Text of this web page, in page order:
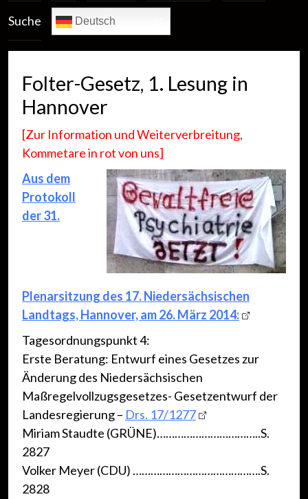
Suche Deutsch
Folter-Gesetz, 1. Lesung in
Hannover
[Zur Information und Weiterverbreitung,
Kommetare in rot von uns]
Aus dem
Protokoll
der 31.
Plenarsitzung des 17. Niedersächsischen
Landtags, Hannover, am 26. März 2014:
Tagesordnungspunkt 4:
Erste Beratung: Entwurf eines Gesetzes zur
Änderung des Niedersächsischen
Maßregelvollzugsgesetzes- Gesetzentwurf der
Landesregierung – Drs. 17/1277
Miriam Staudte (GRÜNE)……………………………..S.
2827
Volker Meyer (CDU) …………………………………….S.
2828